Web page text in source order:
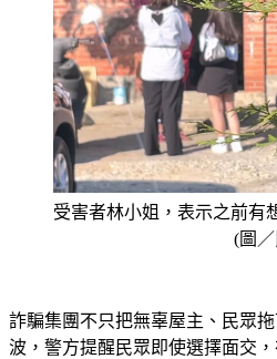
受害者林小姐，表示之前有
(圖
詐騙集團不只把無辜屋主、民眾
波，警方提醒民眾即使選擇面交